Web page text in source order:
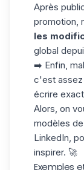
Après
promotion,
les
global
➡️ Enfin,
c'est assez
écrire
Alors, on
modèles de
LinkedIn,
inspirer. 🚀
Exemples